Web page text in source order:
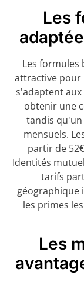
Les
Les
attractive pour
s'adaptent
obtenir une
tandis
mensuels.
partir de
Identités
tarifs
géographique
les primes
Les